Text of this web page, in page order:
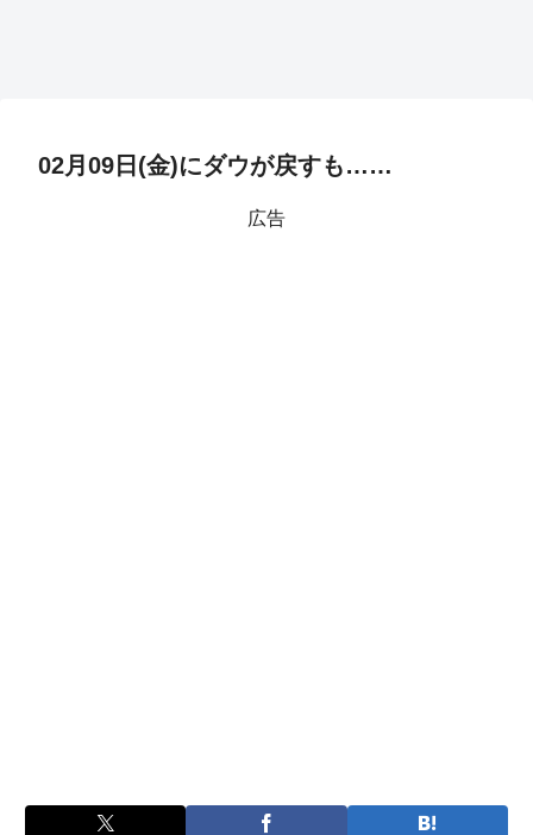
02月09日(金)にダウが戻すも……
広告